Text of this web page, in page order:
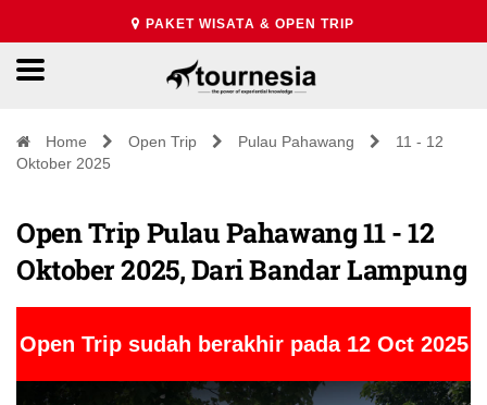
PAKET WISATA & OPEN TRIP
Home Open Trip Pulau Pahawang
11 - 12
Oktober 2025
Open Trip Pulau Pahawang 11 - 12
Oktober 2025, Dari Bandar Lampung
Open Trip sudah berakhir pada 12 Oct 2025